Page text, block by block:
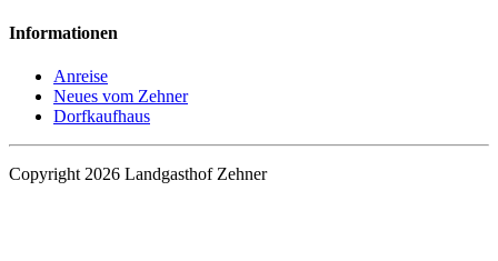
Informationen
Anreise
Neues vom Zehner
Dorfkaufhaus
Copyright 2026 Landgasthof Zehner